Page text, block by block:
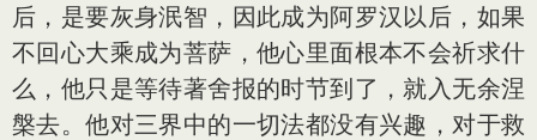
后，是要灰身泯智，因此成为阿罗汉以后，如果
不回心大乘成为菩萨，他心里面根本不会祈求什
么，他只是等待著舍报的时节到了，就入无余涅
槃去。他对三界中的一切法都没有兴趣，对于救